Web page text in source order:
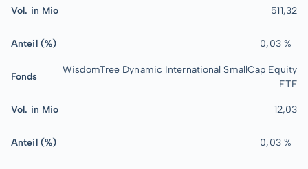
Vol. in Mio 511,32
Anteil (%) 0,03 %
Fonds
WisdomTree Dynamic International SmallCap Equity
ETF
Vol. in Mio 12,03
Anteil (%) 0,03 %